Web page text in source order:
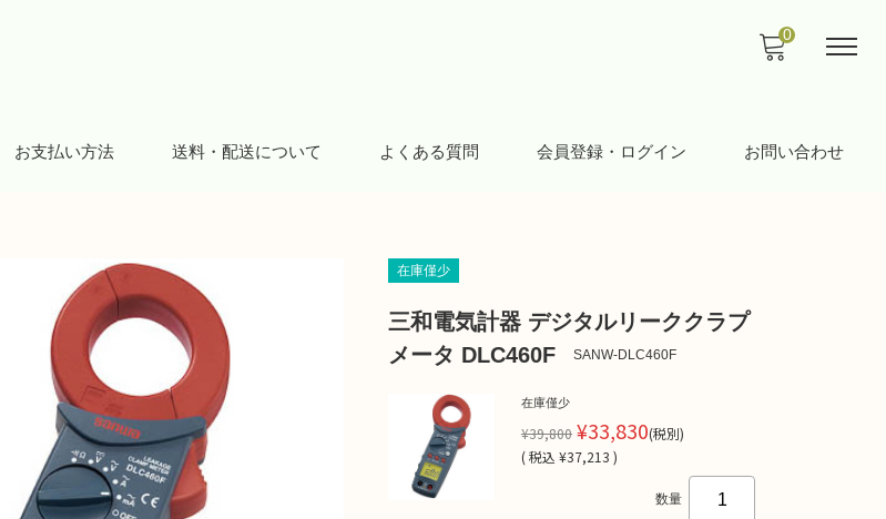
お支払い方法 送料・配送について よくある質問 会員登録・ログイン お問い合わせ
0
在庫僅少
三和電気計器 デジタルリーククラプ
メータ DLC460F
SANW-DLC460F
在庫僅少
¥39,800¥33,830(税別)
(税込 ¥37,213 )
数量